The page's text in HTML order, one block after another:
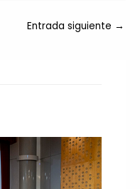
Entrada siguiente →